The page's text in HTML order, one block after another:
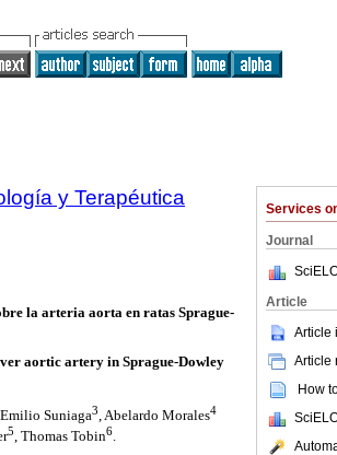
Services
Journal
Article
Article
Article
How
y Terapéutica
la arteria aorta en ratas Sprague-
aortic artery in Sprague-Dowley
, Emilio Suniaga3 , Abelardo Morales4
5, Thomas Tobin6.